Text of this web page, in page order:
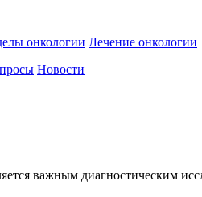
онкологии Лечение онкологии
Новости
важным диагностическим